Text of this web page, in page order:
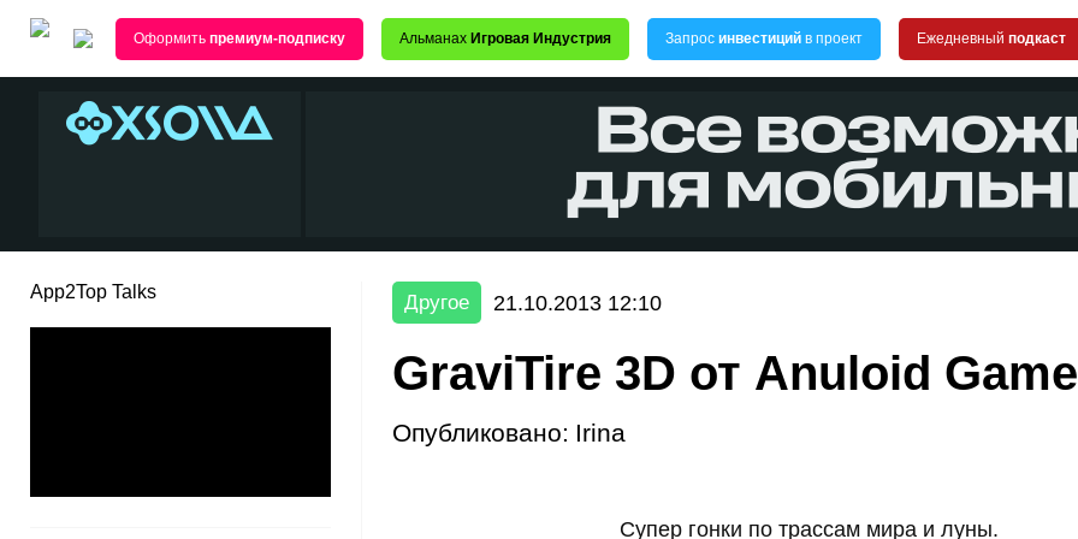
Оформить премиум-подписку Альманах Игровая Индустрия Запрос инвестиций в проект Ежедневный подкаст
App2Top Talks Другое 21.10.2013 12:10
GraviTire 3D от Anuloid
Опубликовано: Irina
Супер гонки по трассам мира и луны.